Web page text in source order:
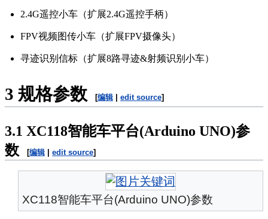
2.4G遥控小车（扩展2.4G遥控手柄）
FPV视频图传小车（扩展FPV摄像头）
寻迹识别信标（扩展8路寻迹&射频识别小车）
3 规格参数 [编辑 edit source]
3.1 XC118智能车平台(Arduino UNO)参
数
[编辑 edit source]
XC118智能车平台(Arduino UNO)参数